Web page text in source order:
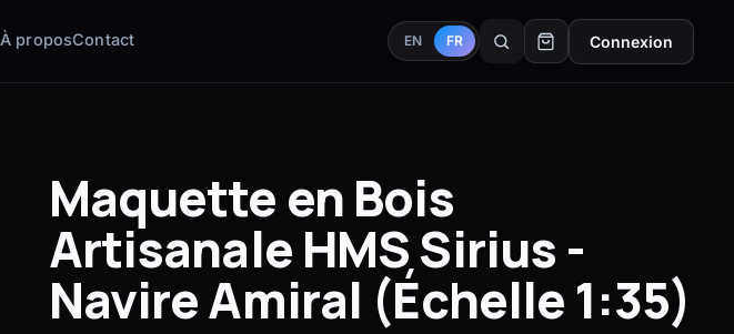
À proposContact EN FR Connexion
Maquette en Bois
Artisanale HMS Sirius -
Navire Amiral (Échelle 1:35)